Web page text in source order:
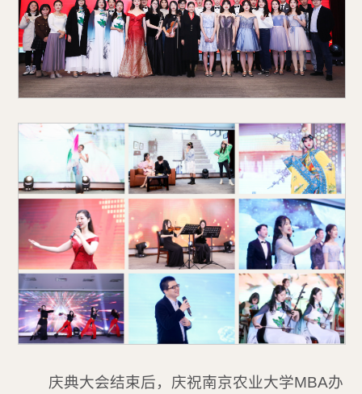
庆典大会结束后，庆祝南京农业大学MBA办